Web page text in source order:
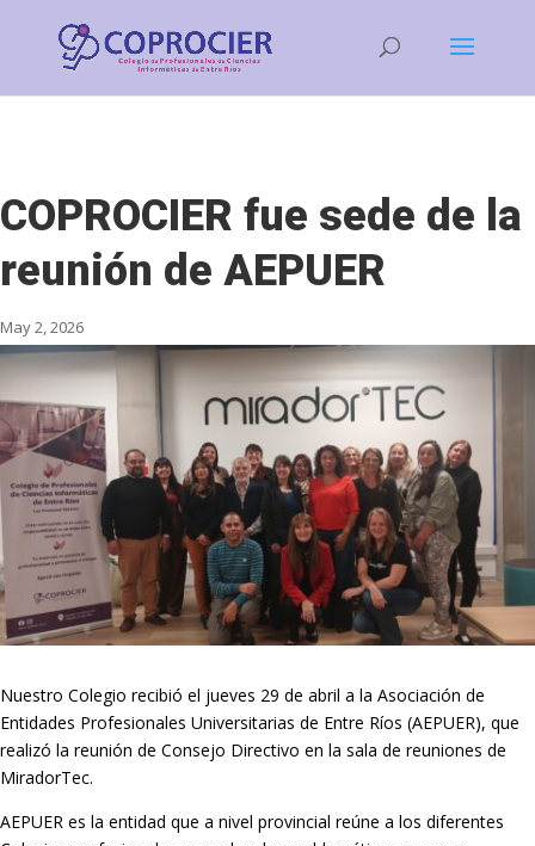
COPROCIER fue sede de la
reunión de AEPUER
May 2, 2026
Nuestro Colegio recibió el jueves 29 de abril a la Asociación de
Entidades Profesionales Universitarias de Entre Ríos (AEPUER), que
realizó la reunión de Consejo Directivo en la sala de reuniones de
MiradorTec.
AEPUER es la entidad que a nivel provincial reúne a los diferentes